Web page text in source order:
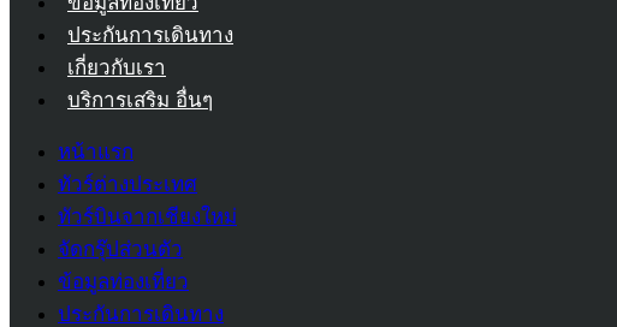
ประกันการเดินทาง
เกี่ยวกับเรา
บริการเสริม อื่นๆ
หน้าแรก
ทัวร์ต่างประเทศ
ทัวร์บินจากเชียงใหม่
จัดกรุ๊ปส่วนตัว
ข้อมูลท่องเที่ยว
ประกันการเดินทาง